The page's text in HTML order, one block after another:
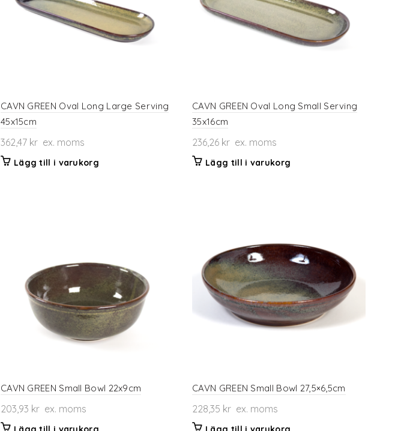
CAVN GREEN Oval Long Large Serving
45x15cm
362,47 krex. moms
Lägg till i varukorg
CAVN GREEN Oval Long Small Serving
35x16cm
236,26 kr ex. moms
Lägg till i varukorg
CAVN GREEN Small Bowl 22x9cm
203,93 krex. moms
CAVN GREEN Small Bowl 27,5×6,5cm
228,35 kr ex. moms